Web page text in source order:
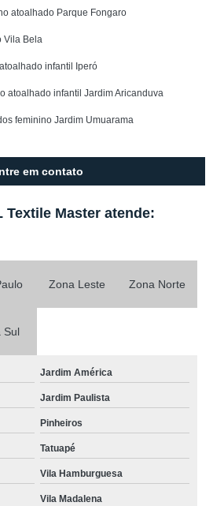
atoalhado Parque Fongaro
Vila Bela
infantil Iperó
atoalhado infantil Jardim Aricanduva
feminino Jardim Umuarama
em contato
Textile Master atende:
Zona Leste Zona Norte
Sul
Jardim América
Jardim Paulista
Pinheiros
Tatuapé
Vila Hamburguesa
Vila Madalena